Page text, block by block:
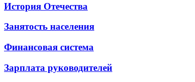
История Отечества
Занятость населения
Финансовая система
Зарплата руководителей